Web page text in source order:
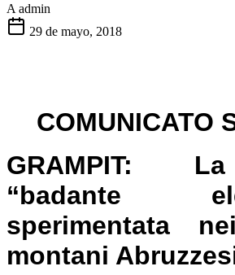
A admin
29 de mayo, 2018
COMUNICATO
GRAMPIT:
“badante
sperimentata
montani